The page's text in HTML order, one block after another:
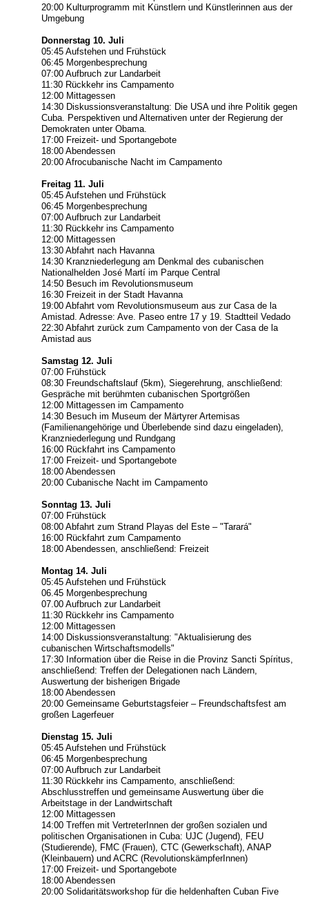
20:00 Kulturprogramm mit Künstlern und Künstlerinnen aus der
Umgebung
Donnerstag 10. Juli
05:45 Aufstehen und Frühstück
06:45 Morgenbesprechung
07:00 Aufbruch zur Landarbeit
11:30 Rückkehr ins Campamento
12:00 Mittagessen
14:30 Diskussionsveranstaltung: Die USA und ihre Politik gegen
Cuba. Perspektiven und Alternativen unter der Regierung der
Demokraten unter Obama.
17:00 Freizeit- und Sportangebote
18:00 Abendessen
20:00 Afrocubanische Nacht im Campamento
Freitag 11. Juli
05:45 Aufstehen und Frühstück
06:45 Morgenbesprechung
07:00 Aufbruch zur Landarbeit
11:30 Rückkehr ins Campamento
12:00 Mittagessen
13:30 Abfahrt nach Havanna
14:30 Kranzniederlegung am Denkmal des cubanischen
Nationalhelden José Martí im Parque Central
14:50 Besuch im Revolutionsmuseum
16:30 Freizeit in der Stadt Havanna
19:00 Abfahrt vom Revolutionsmuseum aus zur Casa de la
Amistad. Adresse: Ave. Paseo entre 17 y 19. Stadtteil Vedado
22:30 Abfahrt zurück zum Campamento von der Casa de la
Amistad aus
Samstag 12. Juli
07:00 Frühstück
08:30 Freundschaftslauf (5km), Siegerehrung, anschließend:
Gespräche mit berühmten cubanischen Sportgrößen
12:00 Mittagessen im Campamento
14:30 Besuch im Museum der Märtyrer Artemisas
(Familienangehörige und Überlebende sind dazu eingeladen),
Kranzniederlegung und Rundgang
16:00 Rückfahrt ins Campamento
17:00 Freizeit- und Sportangebote
18:00 Abendessen
20:00 Cubanische Nacht im Campamento
Sonntag 13. Juli
07:00 Frühstück
08:00 Abfahrt zum Strand Playas del Este – "Tarará"
16:00 Rückfahrt zum Campamento
18:00 Abendessen, anschließend: Freizeit
Montag 14. Juli
05:45 Aufstehen und Frühstück
06.45 Morgenbesprechung
07.00 Aufbruch zur Landarbeit
11:30 Rückkehr ins Campamento
12:00 Mittagessen
14:00 Diskussionsveranstaltung: "Aktualisierung des
cubanischen Wirtschaftsmodells"
17:30 Information über die Reise in die Provinz Sancti Spíritus,
anschließend: Treffen der Delegationen nach Ländern,
Auswertung der bisherigen Brigade
18:00 Abendessen
20:00 Gemeinsame Geburtstagsfeier – Freundschaftsfest am
großen Lagerfeuer
Dienstag 15. Juli
05:45 Aufstehen und Frühstück
06:45 Morgenbesprechung
07:00 Aufbruch zur Landarbeit
11:30 Rückkehr ins Campamento, anschließend:
Abschlusstreffen und gemeinsame Auswertung über die
Arbeitstage in der Landwirtschaft
12:00 Mittagessen
14:00 Treffen mit VertreterInnen der großen sozialen und
politischen Organisationen in Cuba: UJC (Jugend), FEU
(Studierende), FMC (Frauen), CTC (Gewerkschaft), ANAP
(Kleinbauern) und ACRC (RevolutionskämpferInnen)
17:00 Freizeit- und Sportangebote
18:00 Abendessen
20:00 Solidaritätsworkshop für die heldenhaften Cuban Five